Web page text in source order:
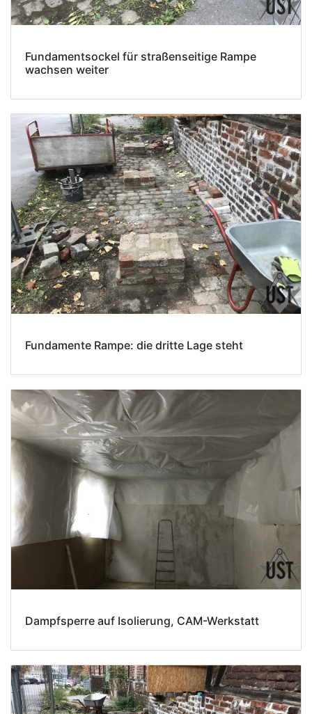
Fundamentsockel für straßenseitige Rampe
wachsen weiter
Fundamente Rampe: die dritte Lage steht
Dampfsperre auf Isolierung, CAM-Werkstatt